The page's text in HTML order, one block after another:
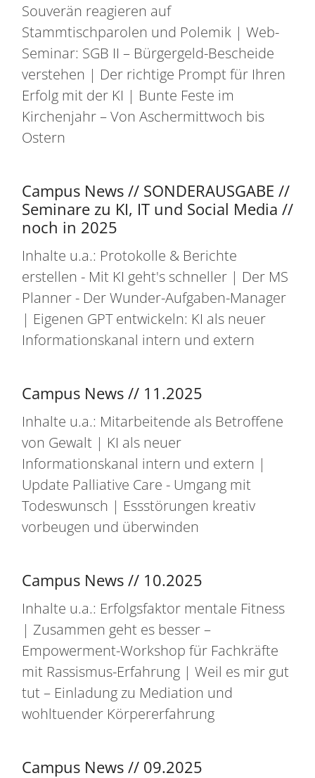
Souverän reagieren auf
Stammtischparolen und Polemik | Web-
Seminar: SGB II – Bürgergeld-Bescheide
verstehen | Der richtige Prompt für Ihren
Erfolg mit der KI | Bunte Feste im
Kirchenjahr – Von Aschermittwoch bis
Ostern
Campus News // SONDERAUSGABE //
Seminare zu KI, IT und Social Media //
noch in 2025
Inhalte u.a.: Protokolle & Berichte
erstellen - Mit KI geht's schneller | Der MS
Planner - Der Wunder-Aufgaben-Manager
| Eigenen GPT entwickeln: KI als neuer
Informationskanal intern und extern
Campus News // 11.2025
Inhalte u.a.: Mitarbeitende als Betroffene
von Gewalt | KI als neuer
Informationskanal intern und extern |
Update Palliative Care - Umgang mit
Todeswunsch | Essstörungen kreativ
vorbeugen und überwinden
Campus News // 10.2025
Inhalte u.a.: Erfolgsfaktor mentale Fitness
| Zusammen geht es besser –
Empowerment-Workshop für Fachkräfte
mit Rassismus-Erfahrung | Weil es mir gut
tut – Einladung zu Mediation und
wohltuender Körpererfahrung
Campus News // 09.2025